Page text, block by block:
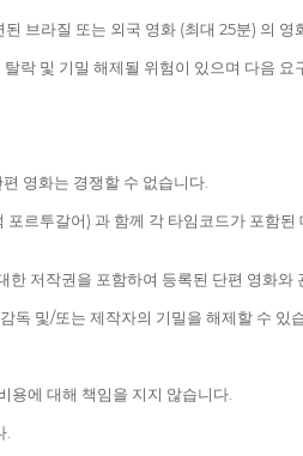
브라질 또는 외국 영화 (최대 25분) 의
락 및 기밀 해제될 위험이 있으며 다음 요
영화는 경쟁할 수 없습니다.
르투갈어) 과 함께 각 타임코드가 포함
저작권을 포함하여 등록된 단편 영화와
독 및/또는 제작자의 기밀을 해제할 수 있
용에 대해 책임을 지지 않습니다.
.